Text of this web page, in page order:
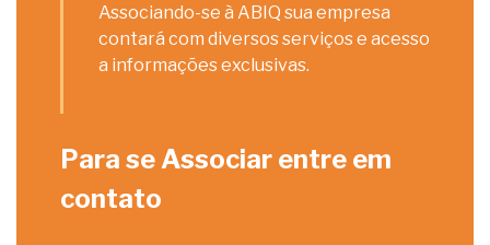
Associando-se à ABIQ sua empresa
contará com diversos serviços e acesso
a informações exclusivas.
Para se Associar entre em
contato